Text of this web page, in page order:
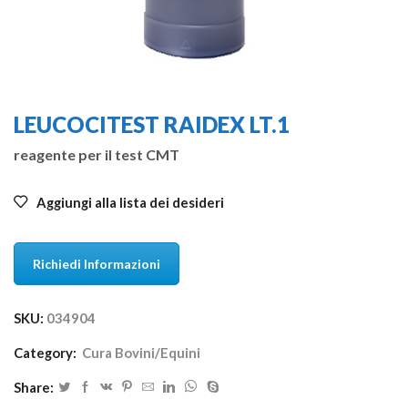
LEUCOCITEST RAIDEX LT.1
reagente per il test CMT
Aggiungi alla lista dei desideri
Richiedi Informazioni
SKU: 034904
Category: Cura Bovini/Equini
Share: